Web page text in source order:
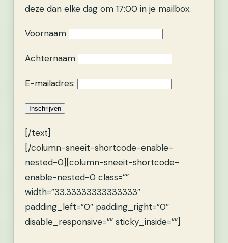
deze dan elke dag om 17:00 in je mailbox.
Voornaam
Achternaam
E-mailadres:
[/text]
[/column-sneeit-shortcode-enable-
nested-0][column-sneeit-shortcode-
enable-nested-0 class=””
width=”33.33333333333333″
padding_left=”0″ padding_right=”0″
disable_responsive=”” sticky_inside=””]